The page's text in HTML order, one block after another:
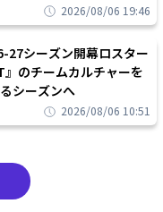
2026/08/06 19:46
27シーズン開幕ロスター
のチームカルチャーを
シーズンへ
2026/08/06 10:51